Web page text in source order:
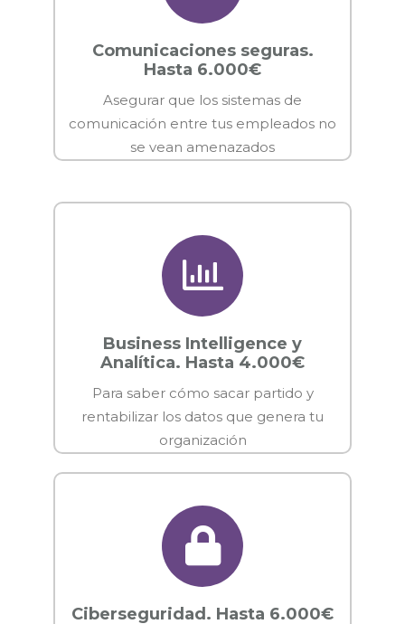
Comunicaciones seguras.
Hasta 6.000€
Asegurar que los sistemas de
comunicación entre tus empleados no
se vean amenazados
Business Intelligence y
Analítica. Hasta 4.000€
Para saber cómo sacar partido y
rentabilizar los datos que genera tu
organización
Ciberseguridad. Hasta 6.000€